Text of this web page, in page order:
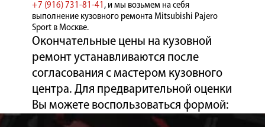
+7 (916) 731-81-41 , и мы возьмем на себя
выполнение кузовного ремонта Mitsubishi Pajero
Sport в Москве.
Окончательные цены на кузовной
ремонт устанавливаются после
согласования с мастером кузовного
центра. Для предварительной оценки
Вы можете воспользоваться формой: